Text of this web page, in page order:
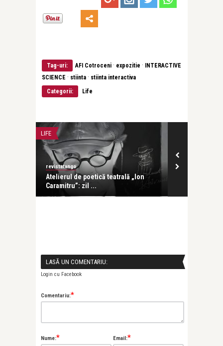
Tag-uri: AFI Cotroceni · expozitie · INTERACTIVE
SCIENCE · stiinta · stiinta interactiva
Categorii:
Life
LIFE
revistatango
Atelierul de poetică teatrală „Ion
Caramitru”: zil ...
LASĂ UN COMENTARIU:
Login cu Facebook
Comentariu:*
Nume:* Email:*